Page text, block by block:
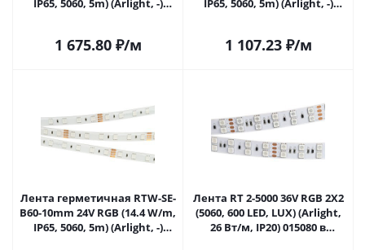
IP65, 5060, 5m) (Arlight, -)
1 675.80₽/м
IP65, 5060, 5m) (Arlight, -)
1 107.23₽/м
Лента герметичная RTW-SE-
B60-10mm 24V RGB (14.4 W/m,
IP65, 5060, 5m) (Arlight, -)
Лента RT 2-5000 36V RGB 2X2
(5060, 600 LED, LUX) (Arlight,
26 Вт/м, IP20) 015080 в